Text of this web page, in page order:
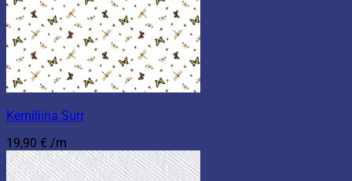
Kerniliina Surr
19,90 € /m